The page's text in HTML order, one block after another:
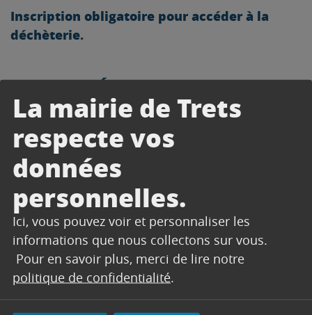
La mairie de Trets
respecte vos
données
personnelles.
Ici, vous pouvez voir et personnaliser les
informations que nous collectons sur vous.
Pour en savoir plus, merci de lire notre
politique de confidentialité.
Inscription obligatoire pour accéder à la
déchèterie.
SERVICE MÉTROPOLITAIN DE
RAMASSAGE DES ENCOMBRANTS
RAPPEL : La collectivité propose un mode de
collecte complémentaire gratuit uniquement
dans le cas où la personne ne peut pas se rendre
en déchetterie.
Pour prendre rendez-vous auprès de la
Métropole : 0800 94 94 08
En dehors des rendez-vous (dates et